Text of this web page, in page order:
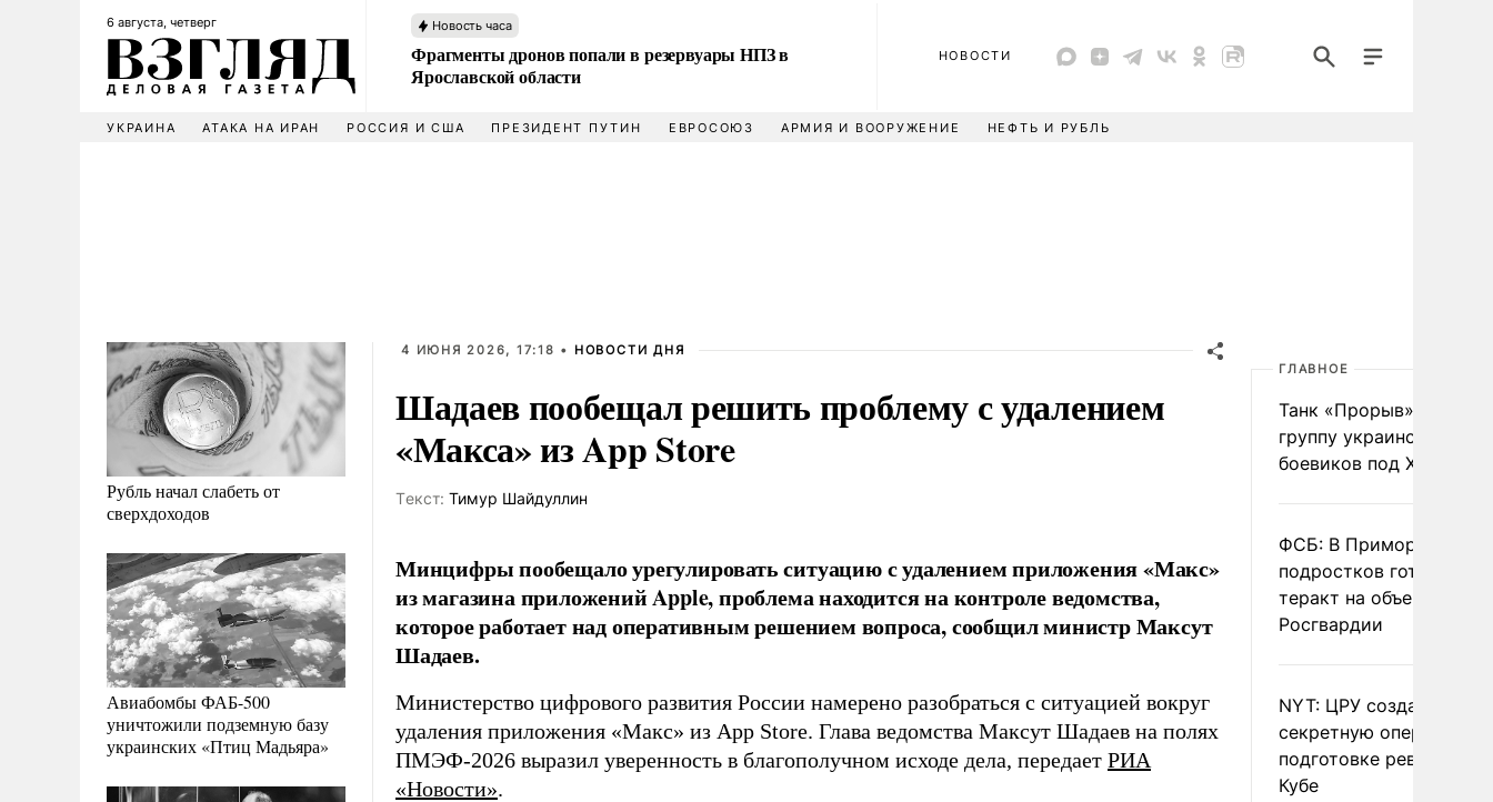
6 августа, четверг Новость часа
Фрагменты дронов попали в резервуары НПЗ в
Ярославской области
НОВОСТИ
УКРАИНА АТАКА НА ИРАН РОССИЯ И США ПРЕЗИДЕНТ ПУТИН ЕВРОСОЮЗ АРМИЯ И ВООРУЖЕНИЕ НЕФТЬ И РУБЛЬ
Рубль начал слабеть от
сверхдоходов
Авиабомбы ФАБ-500
уничтожили подземную базу
украинских «Птиц Мадьяра»
4 ИЮНЯ 2026, 17:18 • НОВОСТИ ДНЯ
Шадаев пообещал решить проблему с удалением
«Макса» из App Store
Tекст: Тимур Шайдуллин
Минцифры пообещало урегулировать ситуацию с удалением приложения «Макс»
из магазина приложений Apple, проблема находится на контроле ведомства,
которое работает над оперативным решением вопроса, сообщил министр Максут
Шадаев.
Министерство цифрового развития России намерено разобраться с ситуацией вокруг
удаления приложения «Макс» из App Store. Глава ведомства Максут Шадаев на полях
ПМЭФ-2026 выразил уверенность в благополучном исходе дела, передает РИА
«Новости».
ГЛАВНОЕ
Танк «Прорыв»
группу украинских
боевиков под
ФСБ: В Приморье трое
подростков готовили
теракт на объекте
Росгвардии
NYT: ЦРУ создало
секретную опергруппу
подготовке революции
Кубе